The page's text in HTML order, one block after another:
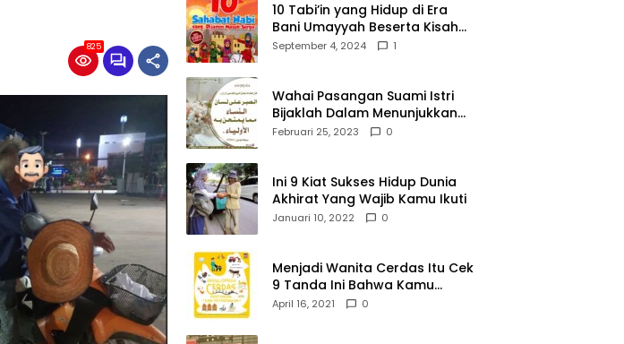
825
10 Tabi’in yang Hidup di Era
Bani Umayyah Beserta Kisah
Teladan Mereka!
September 4, 2024 1
Wahai Pasangan Suami Istri
Bijaklah Dalam Menunjukkan
Kebahagiaanmu Di Publik
Februari 25, 2023 0
Ini 9 Kiat Sukses Hidup Dunia
Akhirat Yang Wajib Kamu Ikuti
Januari 10, 2022 0
Menjadi Wanita Cerdas Itu Cek
9 Tanda Ini Bahwa Kamu
Memang Wanita Cerdas
April 16, 2021 0